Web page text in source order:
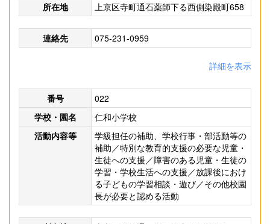
所在地 上京区寺町通石薬師下る西側染殿町658
連絡先 075-231-0959
詳細を表示
番号
022
学校・園名
仁和小学校
活動内容等
学級担任の補助、学校行事・部活動等の
補助／特別な教育的支援の必要な児童・
生徒への支援／障害のある児童・生徒の
学習・学校生活への支援／放課後におけ
る子どもの学習相談・遊び／その他校園
長が必要と認める活動